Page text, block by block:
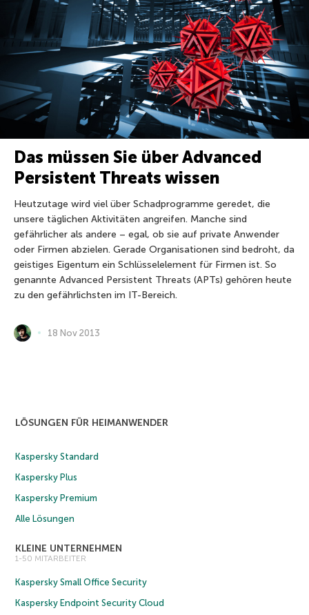
Das müssen Sie über Advanced
Persistent Threats wissen
Heutzutage wird viel über Schadprogramme geredet, die
unsere täglichen Aktivitäten angreifen. Manche sind
gefährlicher als andere – egal, ob sie auf private Anwender
oder Firmen abzielen. Gerade Organisationen sind bedroht, da
geistiges Eigentum ein Schlüsselelement für Firmen ist. So
genannte Advanced Persistent Threats (APTs) gehören heute
zu den gefährlichsten im IT-Bereich.
18 Nov 2013
LÖSUNGEN FÜR HEIMANWENDER
Kaspersky Standard
Kaspersky Plus
Kaspersky Premium
Alle Lösungen
KLEINE UNTERNEHMEN
1-50 MITARBEITER
Kaspersky Small Office Security
Kaspersky Endpoint Security Cloud